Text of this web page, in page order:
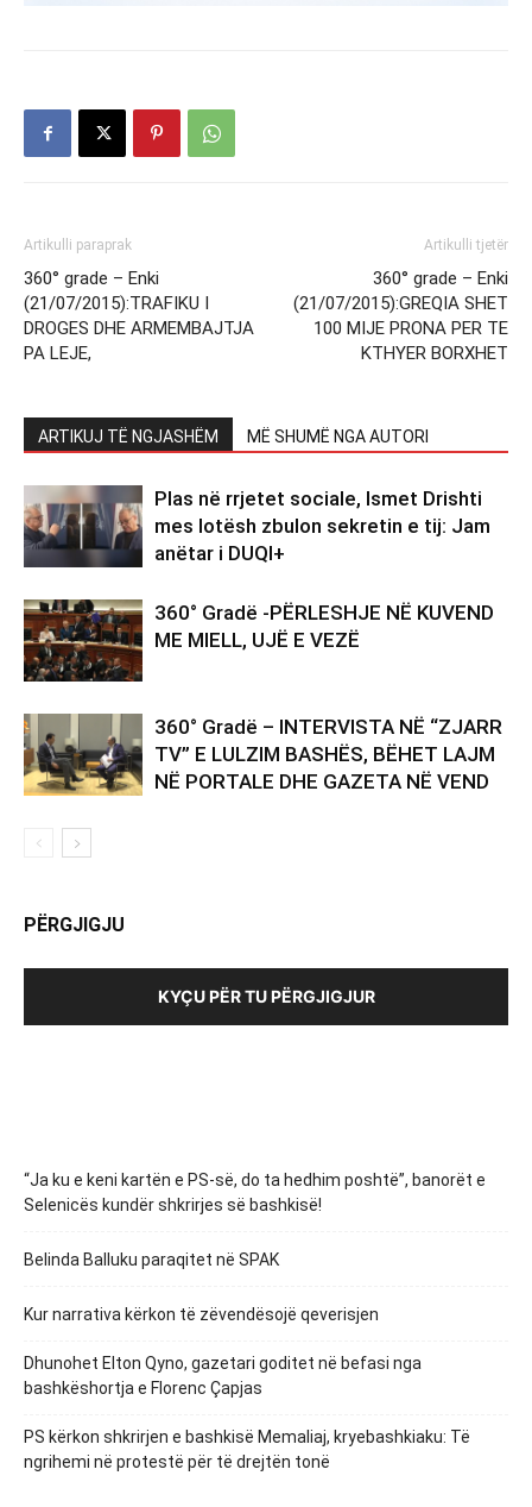
Artikulli paraprak
360° grade – Enki
(21/07/2015):TRAFIKU I
DROGES DHE ARMEMBAJTJA
PA LEJE,
Artikulli tjetër
360° grade – Enki
(21/07/2015):GREQIA SHET
100 MIJE PRONA PER TE
KTHYER BORXHET
ARTIKUJ TË NGJASHËM MË SHUMË NGA AUTORI
Plas në rrjetet sociale, Ismet Drishti
mes lotësh zbulon sekretin e tij: Jam
anëtar i DUQI+
360° Gradë -PËRLESHJE NË KUVEND
ME MIELL, UJË E VEZË
360° Gradë – INTERVISTA NË “ZJARR
TV” E LULZIM BASHËS, BËHET LAJM
NË PORTALE DHE GAZETA NË VEND
PËRGJIGJU
KYÇU PËR TU PËRGJIGJUR
“Ja ku e keni kartën e PS-së, do ta hedhim poshtë”, banorët e
Selenicës kundër shkrirjes së bashkisë!
Belinda Balluku paraqitet në SPAK
Kur narrativa kërkon të zëvendësojë qeverisjen
Dhunohet Elton Qyno, gazetari goditet në befasi nga
bashkëshortja e Florenc Çapjas
PS kërkon shkrirjen e bashkisë Memaliaj, kryebashkiaku: Të
ngrihemi në protestë për të drejtën tonë